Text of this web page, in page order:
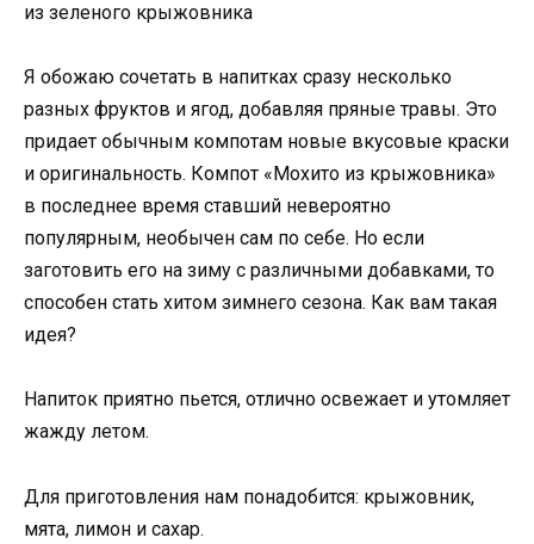
из зеленого крыжовника
Я обожаю сочетать в напитках сразу несколько
разных фруктов и ягод, добавляя пряные травы. Это
придает обычным компотам новые вкусовые краски
и оригинальность. Компот «Мохито из крыжовника»
в последнее время ставший невероятно
популярным, необычен сам по себе. Но если
заготовить его на зиму с различными добавками, то
способен стать хитом зимнего сезона. Как вам такая
идея?
Напиток приятно пьется, отлично освежает и утомляет
жажду летом.
Для приготовления нам понадобится: крыжовник,
мята, лимон и сахар.